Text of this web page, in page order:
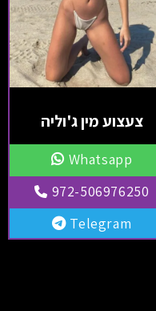
צעצוע מין ג'וליה
Whatsapp
972-506976250
Telegram